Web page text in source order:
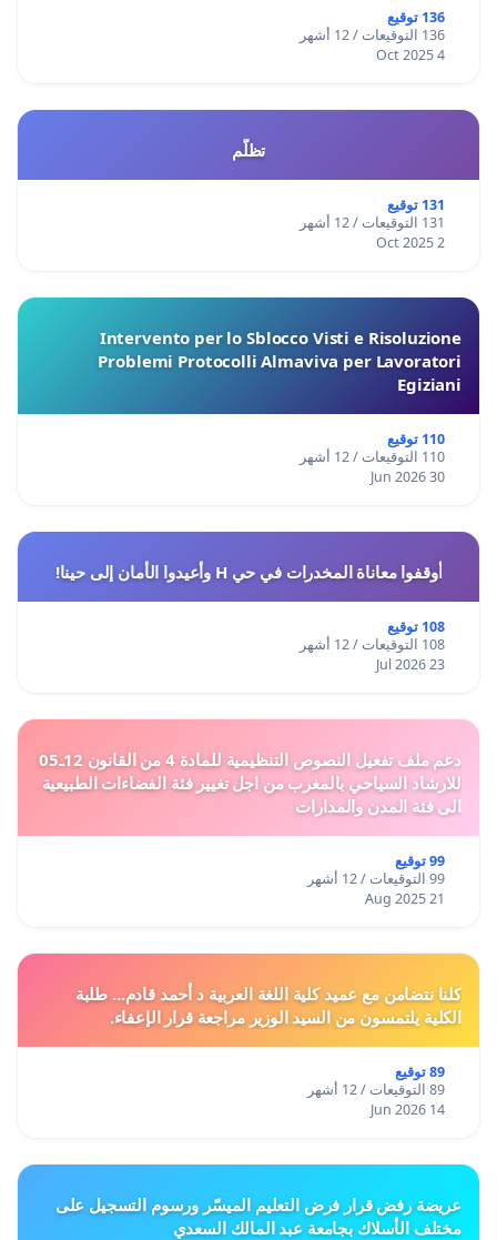
136 توقيع
136 التوقيعات / 12 أشهر
4 Oct 2025
تظلّم
131 توقيع
131 التوقيعات / 12 أشهر
2 Oct 2025
Intervento per lo Sblocco Visti e Risoluzione
Problemi Protocolli Almaviva per Lavoratori
Egiziani
110 توقيع
110 التوقيعات / 12 أشهر
30 Jun 2026
أوقفوا معاناة المخدرات في حي H وأعيدوا الأمان إلى حينا!
108 توقيع
108 التوقيعات / 12 أشهر
23 Jul 2026
دعم ملف تفعيل النصوص التنظيمية للمادة 4 من القانون 12ـ05
للارشاد السياحي بالمغرب من اجل تغيير فئة الفضاءات الطبيعية
الى فئة المدن والمدارات
99 توقيع
99 التوقيعات / 12 أشهر
21 Aug 2025
كلنا نتضامن مع عميد كلية اللغة العربية د أحمد قادم... طلبة
الكلية يلتمسون من السيد الوزير مراجعة قرار الإعفاء.
89 توقيع
89 التوقيعات / 12 أشهر
14 Jun 2026
عريضة رفض قرار فرض التعليم الميسّر ورسوم التسجيل على
مختلف الأسلاك بجامعة عبد المالك السعدي